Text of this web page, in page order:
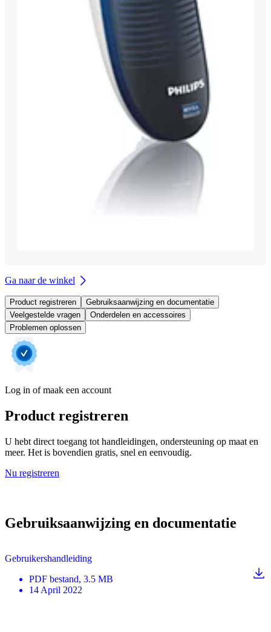
Ga naar de winkel
Product registreren
Gebruiksaanwijzing en documentatie
Veelgestelde vragen
Onderdelen en accessoires
Problemen oplossen
Log in of maak een account
Product registreren
U hebt direct toegang tot handleidingen, ondersteuning op maat en
meer. Het is bovendien gratis, snel en eenvoudig.
Nu registreren
Gebruiksaanwijzing en documentatie
Gebruikershandleiding
PDF bestand, 3.5 MB
14 April 2022